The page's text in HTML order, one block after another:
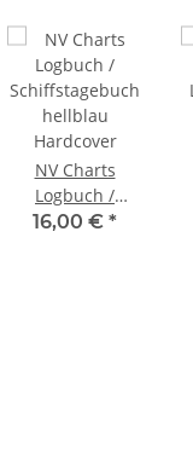
NV Charts
Logbuch /
Schiffstagebuch
16,00 € *